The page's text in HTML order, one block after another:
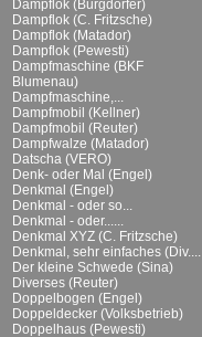
Dampflok (Burgdorfer)
Dampflok (C. Fritzsche)
Dampflok (Matador)
Dampflok (Pewesti)
Dampfmaschine (BKF
Blumenau)
Dampfmaschine,...
Dampfmobil (Kellner)
Dampfmobil (Reuter)
Dampfwalze (Matador)
Datscha (VERO)
Denk- oder Mal (Engel)
Denkmal (Engel)
Denkmal - oder so...
Denkmal - oder......
Denkmal XYZ (C. Fritzsche)
Denkmal, sehr einfaches (Div....
Der kleine Schwede (Sina)
Diverses (Reuter)
Doppelbogen (Engel)
Doppeldecker (Volksbetrieb)
Doppelhaus (Pewesti)